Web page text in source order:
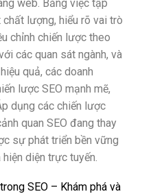
web. Bằng việc tập
lượng, hiểu rõ vai trò
chỉnh chiến lược theo
các quan sát ngành, và
quả, các doanh
lược SEO mạnh mẽ,
dụng các chiến lược
quan SEO đang thay
sự phát triển bền vững
diện trực tuyến.
SEO – Khám phá và